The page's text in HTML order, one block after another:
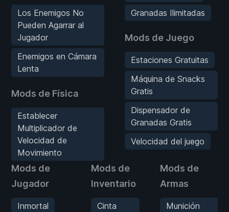
Los Enemigos No
Pueden Agarrar al
Jugador
Enemigos en Cámara
Lenta
Mods de Física
Establecer
Multiplicador de
Velocidad de
Movimiento
Granadas Ilimitadas
Mods de Juego
Estaciones Gratuitas
Máquina de Snacks
Gratis
Dispensador de
Granadas Gratis
Velocidad del juego
Mods de
Jugador
Inmortal
Mods de
Inventario
Cinta
Mods de
Armas
Munición